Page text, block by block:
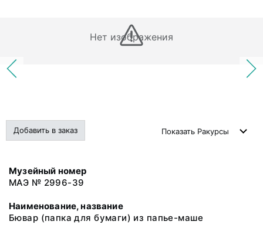
Нет изображения
Добавить в заказ Показать Ракурсы
Музейный номер
МАЭ № 2996-39
Наименование, название
Бювар (папка для бумаги) из папье-маше